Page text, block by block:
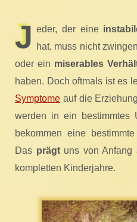
J eder, der eine
hat, muss nicht
oder ein miserables
haben. Doch oftmals ist es
Symptome auf die
werden in ein bestimmtes
bekommen eine
Das prägtuns von Anfang
kompletten Kinderjahre.